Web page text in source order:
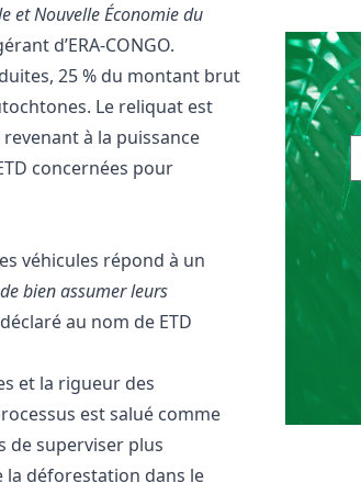
et Nouvelle Économie du
d’ERA-CONGO.
25 % du montant brut
Le reliquat est
à la puissance
concernées pour
véhicules répond à un
bien assumer leurs
au nom de ETD
et la rigueur des
est salué comme
de superviser plus
la déforestation dans le